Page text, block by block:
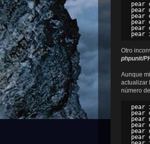
pear
pear
pear
pear
pear
Otro
phpunit/
Aunque mi
actualizar
número de
pear
pear
pear
pear
pear
pear